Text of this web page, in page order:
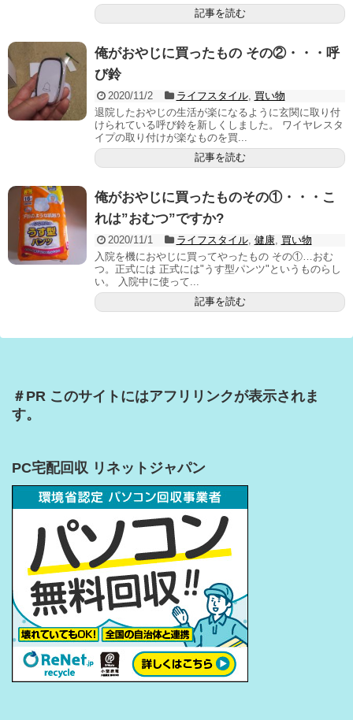
記事を読む
俺がおやじに買ったもの その②・・・呼
び鈴
2020/11/2 ライフスタイル, 買い物
退院したおやじの生活が楽になるように玄関に取り付
けられている呼び鈴を新しくしました。 ワイヤレスタ
イプの取り付けが楽なものを買...
記事を読む
俺がおやじに買ったものその①・・・こ
れは”おむつ”ですか?
2020/11/1 ライフスタイル, 健康, 買い物
入院を機におやじに買ってやったもの その①…おむ
つ。正式には 正式には"うす型パンツ"というものらし
い。 入院中に使って...
記事を読む
＃PR このサイトにはアフリリンクが表示されま
す。
PC宅配回収 リネットジャパン